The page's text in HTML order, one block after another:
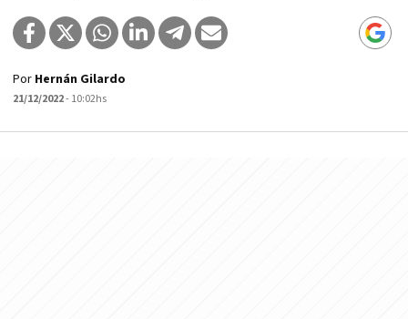
Por Hernán Gilardo
21/12/2022- 10:02hs